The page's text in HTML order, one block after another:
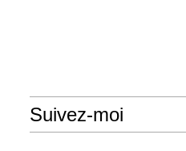
Suivez-moi